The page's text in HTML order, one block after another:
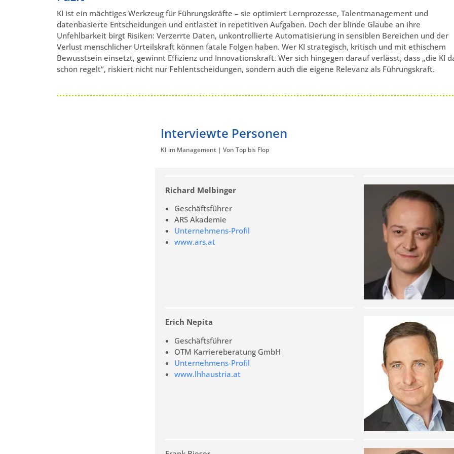
KI ist ein mächtiges Werkzeug für Führungskräfte – sie optimiert Lernprozesse, Talentmanagement und
datenbasierte Entscheidungen und entlastet in repetitiven Aufgaben. Doch der blinde Glaube an ihre
Unfehlbarkeit birgt Risiken: Verzerrte Daten, unkontrollierte Automatisierung in sensiblen Bereichen und der
Verlust menschlicher Urteilskraft können fatale Folgen haben. Wer KI strategisch, kritisch und mit ethischem
Bewusstsein einsetzt, gewinnt Effizienz und Innovationskraft. Wer sich hingegen darauf verlässt, dass „die KI
schon regelt“, riskiert nicht nur Fehlentscheidungen, sondern auch die eigene Relevanz als Führungskraft.
Interviewte Personen
KI im Management | Von Top bis Flop
Richard Melbinger
Geschäftsführer
ARS Akademie
Unternehmens-Profil
www.ars.at
Erich Nepita
Geschäftsführer
OTM Karriereberatung GmbH
Unternehmens-Profil
www.lhhaustria.at